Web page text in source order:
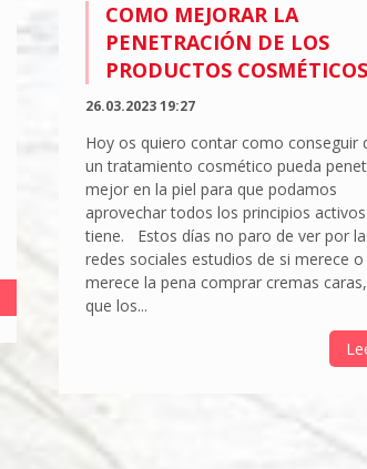
COMO MEJORAR LA
PENETRACIÓN DE LOS
PRODUCTOS COSMÉTICOS
26.03.2023 19:27
Hoy os quiero contar como conseguir
un tratamiento cosmético pueda
mejor en la piel para que podamos
aprovechar todos los principios
tiene. Estos días no paro de ver por
redes sociales estudios de si merece
merece la pena comprar cremas
que los...